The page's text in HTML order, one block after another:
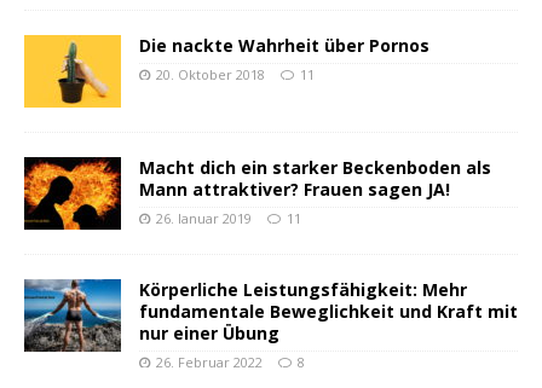
Die nackte Wahrheit über Pornos
20. Oktober 2018 11
Macht dich ein starker Beckenboden als
Mann attraktiver? Frauen sagen JA!
26. Januar 2019 11
Körperliche Leistungsfähigkeit: Mehr
fundamentale Beweglichkeit und Kraft mit
nur einer Übung
26. Februar 2022 8